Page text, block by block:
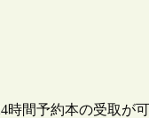
間予約本の受取が